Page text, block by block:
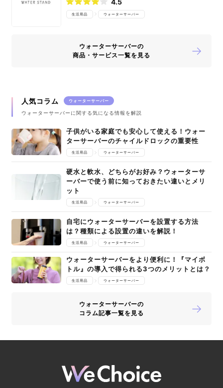
4.5
生活用品 ウォーターサーバー
ウォーターサーバーの
商品・サービス一覧を見る
人気コラム ウォーターサーバー
ウォーターサーバーに関する気になる情報を解説
子供がいる家庭でも安心して使える！ウォー
ターサーバーのチャイルドロックの重要性
生活用品 ウォーターサーバー
硬水と軟水、どちらがお好み？ウォーターサ
ーバーで使う前に知っておきたい違いとメリ
ット
生活用品 ウォーターサーバー
自宅にウォーターサーバーを設置する方法
は？種類による設置の違いを解説！
生活用品 ウォーターサーバー
ウォーターサーバーをより便利に！『マイボ
トル』の導入で得られる3つのメリットとは？
生活用品 ウォーターサーバー
ウォーターサーバーの
コラム記事一覧を見る